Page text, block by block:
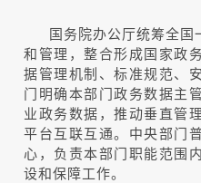
国务院办公厅统筹全
和管理，整合形成国家政
据管理机制、标准规范、
门明确本部门政务数据主
业政务数据，推动垂直管
平台互联互通。中央部门
心，负责本部门职能范围
设和保障工作。